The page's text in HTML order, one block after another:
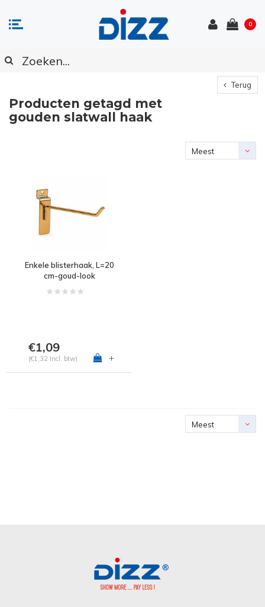
0
Terug
Producten getagd met
gouden slatwall haak
Meest
Enkele blisterhaak, L=20
cm-goud-look
€1,09
(€1,32 Incl. btw) +
Meest